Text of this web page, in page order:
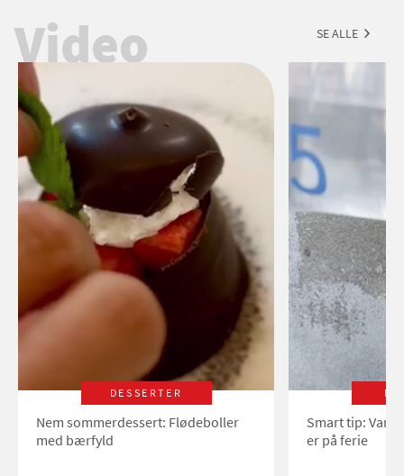
opvaskebørster skal sorteres
Video SE ALLE
DESSERTER
Nem sommerdessert: Flødeboller
med bærfyld
Smart tip:
er på ferie